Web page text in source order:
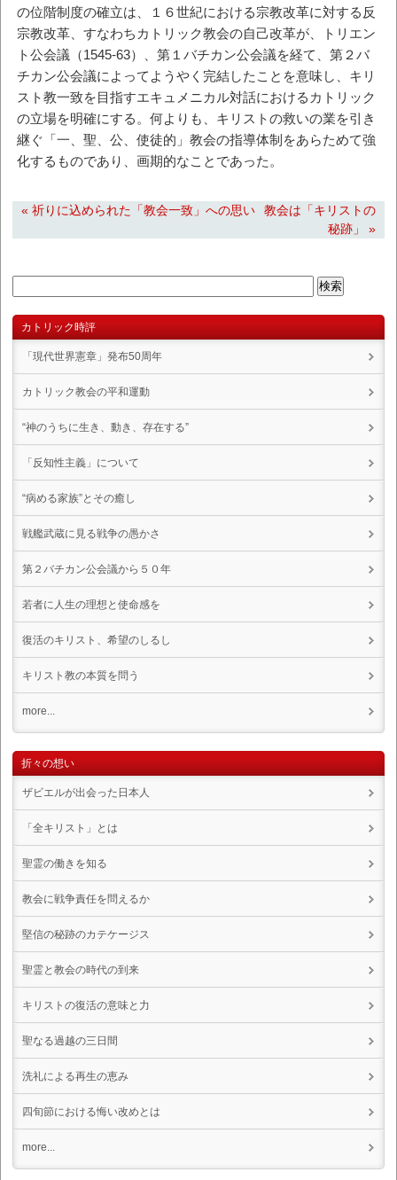
の位階制度の確立は、１６世紀における宗教改革に対する反
宗教改革、すなわちカトリック教会の自己改革が、トリエン
ト公会議（1545-63）、第１バチカン公会議を経て、第２バ
チカン公会議によってようやく完結したことを意味し、キリ
スト教一致を目指すエキュメニカル対話におけるカトリック
の立場を明確にする。何よりも、キリストの救いの業を引き
継ぐ「一、聖、公、使徒的」教会の指導体制をあらためて強
化するものであり、画期的なことであった。
« 祈りに込められた「教会一致」への思い
教会は「キリストの
秘跡」 »
カトリック時評
「現代世界憲章」発布50周年
カトリック教会の平和運動
“神のうちに生き、動き、存在する”
「反知性主義」について
“病める家族”とその癒し
戦艦武蔵に見る戦争の愚かさ
第２バチカン公会議から５０年
若者に人生の理想と使命感を
復活のキリスト、希望のしるし
キリスト教の本質を問う
more...
折々の想い
ザビエルが出会った日本人
「全キリスト」とは
聖霊の働きを知る
教会に戦争責任を問えるか
堅信の秘跡のカテケージス
聖霊と教会の時代の到来
キリストの復活の意味と力
聖なる過越の三日間
洗礼による再生の恵み
四旬節における悔い改めとは
more...